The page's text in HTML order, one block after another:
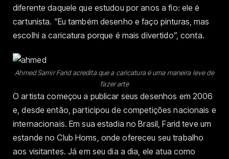
diferente daquele que estudou por anos a fio: ele é
cartunista. “Eu também desenho e faço pinturas, mas
escolhi a caricatura porque é mais divertido”, conta.
Ahmed Samir Farid acredita que a caricatura é uma maneira leve de
fazer arte
O artista começou a publicar seus desenhos em 2006
e, desde então, participou de competições nacionais e
internacionais. Em sua estadia no Brasil, Farid teve um
estande no Club Homs, onde ofereceu seu trabalho
aos visitantes. Já em seu dia a dia, ele atua como